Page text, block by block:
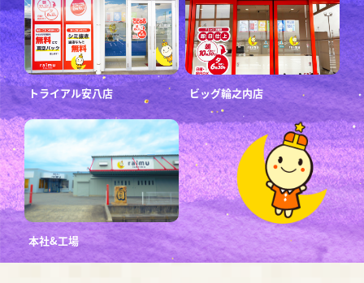
トライアル安八店 ビッグ輪之内店
本社&工場